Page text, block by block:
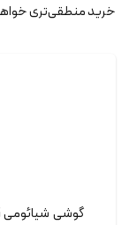
خرید منطقی‌تری